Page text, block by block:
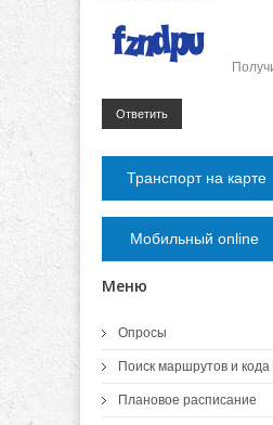
Ответить
Транспорт на карте
Мобильный online
Меню
Опросы
Поиск маршрутов и кода
Плановое расписание